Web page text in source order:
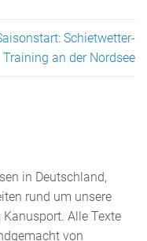
Schietwetter-
Training an der Nordsee
in Deutschland,
rund um unsere
Alle Texte
von